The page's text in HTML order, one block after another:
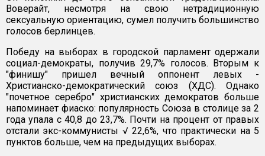
Воверайт, несмотря на свою нетрадиционную
сексуальную ориентацию, сумел получить большинство
голосов берлинцев.
Победу на выборах в городской парламент одержали
социал-демократы, получив 29,7% голосов. Вторым к
"финишу" пришел вечный оппонент левых -
Христианско-демократический союз (ХДС). Однако
"почетное серебро" христианских демократов больше
напоминает фиаско: популярность Союза в столице за 2
года упала с 40,8 до 23,7%. Почти на процент от правых
отстали экс-коммунисты √ 22,6%, что практически на 5
пунктов больше, чем на предыдущих выборах.